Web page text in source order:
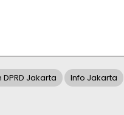
Jakarta Info Jakarta